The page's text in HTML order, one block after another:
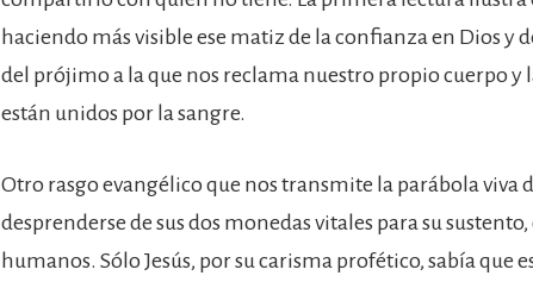
haciendo más visible ese matiz de la confianza en Dios y
del prójimo a la que nos reclama nuestro propio cuerpo y
están unidos por la sangre.
Otro rasgo evangélico que nos transmite la parábola viva
desprenderse de sus dos monedas vitales para su
humanos. Sólo Jesús, por su carisma profético, sabía que